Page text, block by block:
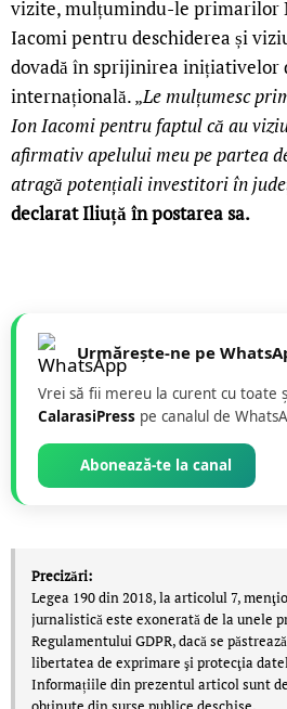
vizite, mulțumindu-le primarilor
Iacomi pentru deschiderea și
dovadă în sprijinirea inițiativelor
internațională. „Le mulțumesc
Ion Iacomi pentru faptul că au
afirmativ apelului meu pe partea
atragă potențiali investitori în
declarat Iliuță în postarea sa.
Urmărește-ne pe
Vrei să fii mereu la curent cu toate
CalarasiPress pe canalul de
Abonează-te la canal
Precizări:
Legea 190 din 2018, la articolul 7,
jurnalistică este exonerată de la unele
Regulamentului GDPR, dacă se
libertatea de exprimare şi protecţia
Informațiile din prezentul articol sunt